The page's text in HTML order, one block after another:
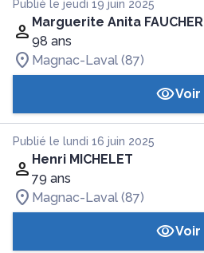
Publié le jeudi 19 juin 2025
Marguerite Anita FAUCHER
98 ans
Magnac-Laval (87)
Voir
Publié le lundi 16 juin 2025
Henri MICHELET
79 ans
Magnac-Laval (87)
Voir